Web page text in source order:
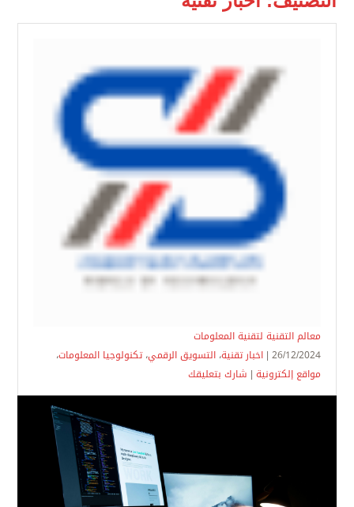
معالم التقنية لتقنية المعلومات
26/12/2024 | اخبار تقنية، التسويق الرقمي،تكنولوجيا المعلومات،
مواقع إلكترونية | شارك بتعليقك